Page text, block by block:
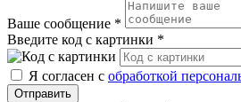
Ваше сообщение *
Введите код с картинки *
Я согласен с обработкой
Отправить